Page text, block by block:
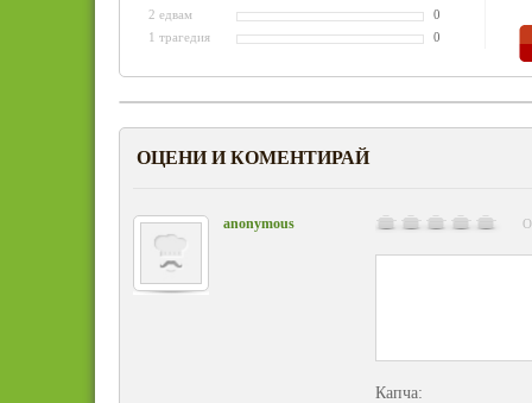
2 едвам
0
1 трагедия
0
ОЦЕНИ И КОМЕНТИРАЙ
anonymous
Капча: